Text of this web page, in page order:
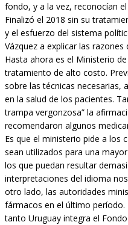
fondo, y a la vez, reconocían
Finalizó el 2018 sin su
y el esfuerzo del sistema
Vázquez a explicar las
Hasta ahora es el Ministerio
tratamiento de alto costo.
sobre las técnicas necesarias,
en la salud de los pacientes.
trampa vergonzosa” la
recomendaron algunos
Es que el ministerio pide a los
sean utilizados para una
los que puedan resultar
interpretaciones del idioma
otro lado, las autoridades
fármacos en el último
tanto Uruguay integra el